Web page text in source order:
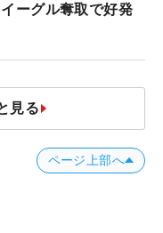
ーグル奪取で好発
見る
ページ上部へ